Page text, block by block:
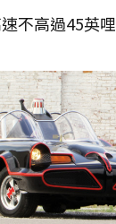
不高過45英哩